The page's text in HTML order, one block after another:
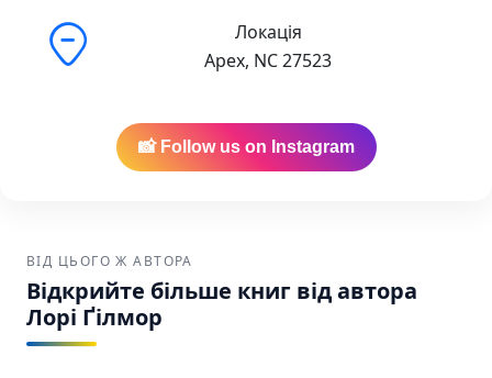
Локація
Apex, NC 27523
📸 Follow us on Instagram
ВІД ЦЬОГО Ж АВТОРА
Відкрийте більше книг від автора
Лорі Ґілмор